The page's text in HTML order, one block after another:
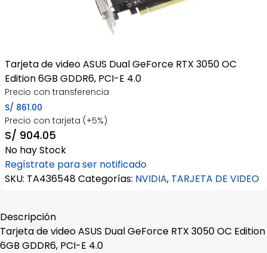
Tarjeta de video ASUS Dual GeForce RTX 3050 OC
Edition 6GB GDDR6, PCI-E 4.0
Precio con transferencia
S/ 861.00
Precio con tarjeta (+5%)
S/ 904.05
No hay Stock
Regístrate para ser notificado
SKU: TA436548Categorías: NVIDIA, TARJETA DE VIDEO
Descripción
Tarjeta de video ASUS Dual GeForce RTX 3050 OC Edition
6GB GDDR6, PCI-E 4.0